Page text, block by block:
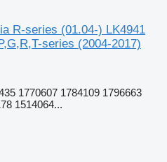
R-series (01.04-) LK4941
series (2004-2017)
1770607 1784109 1796663
1514064...